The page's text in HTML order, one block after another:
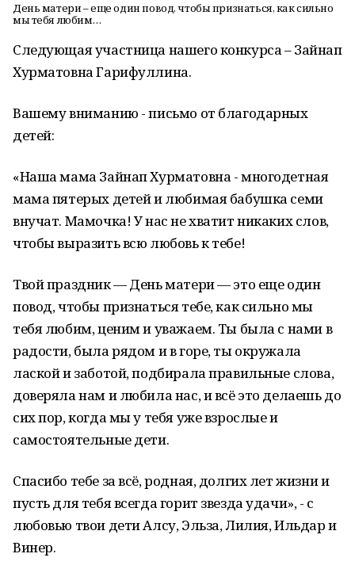
День матери – еще один повод, чтобы признаться, как сильно
мы тебя любим…
Следующая участница нашего конкурса – Зайнап
Хурматовна Гарифуллина.
Вашему вниманию - письмо от благодарных
детей:
«Наша мама Зайнап Хурматовна - многодетная
мама пятерых детей и любимая бабушка семи
внучат. Мамочка! У нас не хватит никаких слов,
чтобы выразить всю любовь к тебе!
Твой праздник — День матери — это еще один
повод, чтобы признаться тебе, как сильно мы
тебя любим, ценим и уважаем. Ты была с нами в
радости, была рядом и в горе, ты окружала
лаской и заботой, подбирала правильные слова,
доверяла нам и любила нас, и всё это делаешь до
сих пор, когда мы у тебя уже взрослые и
самостоятельные дети.
Спасибо тебе за всё, родная, долгих лет жизни и
пусть для тебя всегда горит звезда удачи», - с
любовью твои дети Алсу, Эльза, Лилия, Ильдар и
Винер.